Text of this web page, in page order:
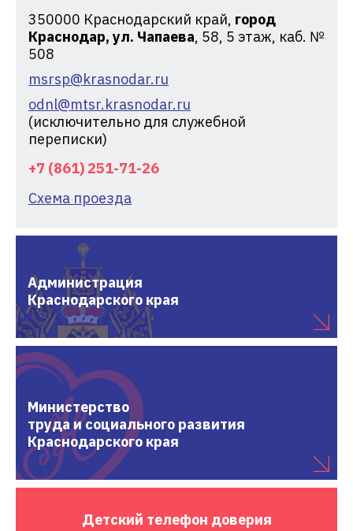
350000 Краснодарский край, город
Краснодар, ул. Чапаева, 58, 5 этаж, каб. №
508
msrsp@krasnodar.ru
odnl@mtsr.krasnodar.ru
(исключительно для служебной
переписки)
+7 (861) 251-71-26
Схема проезда
Администрация
Краснодарского края
Министерство
труда и социального развития
Краснодарского края
Детский телефон доверия